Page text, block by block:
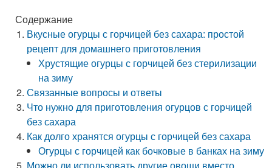
Содержание
Вкусные огурцы с горчицей без сахара: простой
рецепт для домашнего приготовления
Хрустящие огурцы с горчицей без стерилизации
на зиму
Связанные вопросы и ответы
Что нужно для приготовления огурцов с горчицей
без сахара
Как долго хранятся огурцы с горчицей без сахара
Огурцы с горчицей как бочковые в банках на зиму